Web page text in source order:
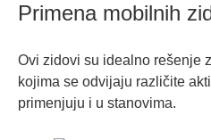
Primena mobilnih
Ovi zidovi su idealno rešenje
kojima se odvijaju različite
primenjuju i u stanovima.